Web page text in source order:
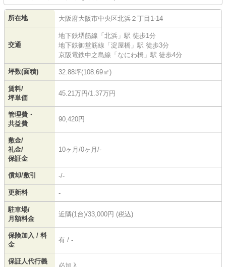
所在地 大阪府大阪市中央区北浜 ２丁目1-14
交通
地下鉄堺筋線 「北浜 」駅 徒歩1分
地下鉄御堂筋線 「淀屋橋 」駅 徒歩3分
京阪電鉄中之島線 「なにわ橋 」駅 徒歩4分
坪数(面積) 32.88坪(108.69㎡)
賃料/
坪単価
45.21万円/1.37万円
管理費・
共益費
90,420円
敷金/
礼金/
保証金
10ヶ月/0ヶ月/-
償却/敷引 -/-
更新料 -
駐車場/
月額料金
近隣(1台)/33,000円 (税込)
保険加入 / 料
金
有 / -
保証人代行義
必加入